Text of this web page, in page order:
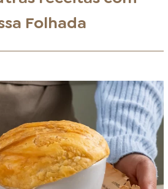
Folhada